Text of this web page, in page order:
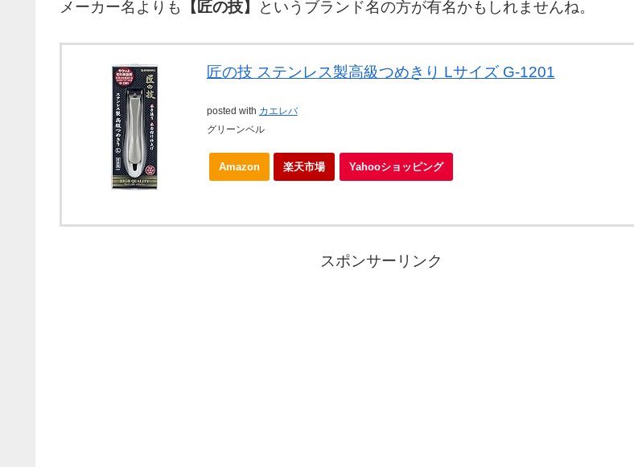
メーカー名よりも 【匠の技】 というブランド名の方が有名かもしれませんね。
匠の技 ステンレス製高級つめきり Lサイズ G-1201
posted with カエレバ
グリーンベル
Amazon 楽天市場 Yahooショッピング
スポンサーリンク